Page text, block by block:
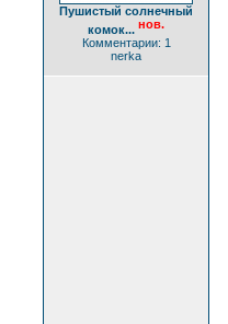
Пушистый солнечный
комок... нов.
Комментарии: 1
nerka